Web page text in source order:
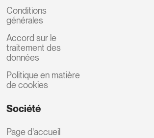
Conditions
générales
Accord sur le
traitement des
données
Politique en matière
de cookies
Société
Page d'accueil